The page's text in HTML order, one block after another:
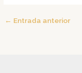
← Entrada anterior